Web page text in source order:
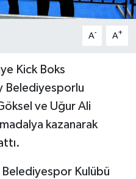
A- A+
Kick Boks
Belediyesporlu
ve Uğur Ali
kazanarak
Belediyespor Kulübü